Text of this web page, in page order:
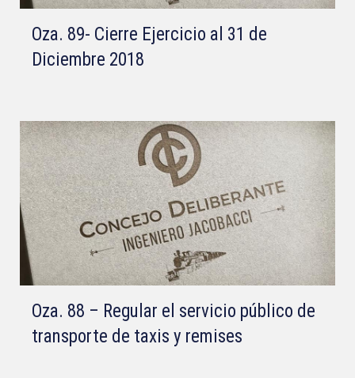
Oza. 89- Cierre Ejercicio al 31 de
Diciembre 2018
Oza. 88 – Regular el servicio público de
transporte de taxis y remises